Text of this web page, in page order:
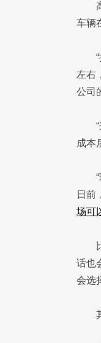
车辆
左右
公司
成本
日前
场可
话也
会选